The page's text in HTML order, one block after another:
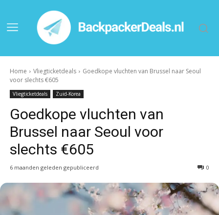
Home Vliegticketdeals
Goedkope vluchten van Brussel naar Seoul
voor slechts €605
Vliegticketdeals Zuid-Korea
Goedkope vluchten van
Brussel naar Seoul voor
slechts €605
6 maanden geleden gepubliceerd 0